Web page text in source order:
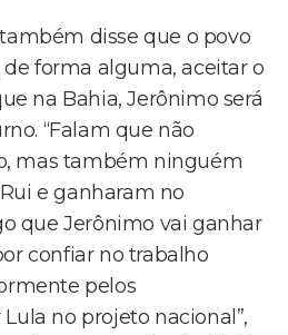
disse que o povo
de forma alguma, aceitar o
na Bahia, Jerônimo será
“Falam que não
mas também ninguém
e ganharam no
que Jerônimo vai ganhar
confiar no trabalho
pelos
no projeto nacional”,